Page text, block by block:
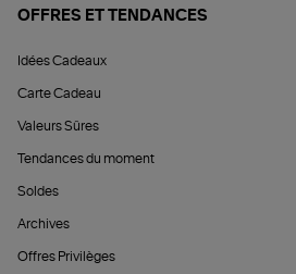
OFFRES ET TENDANCES
Idées Cadeaux
Carte Cadeau
Valeurs Sûres
Tendances du moment
Soldes
Archives
Offres Privilèges